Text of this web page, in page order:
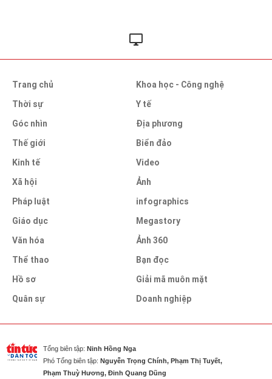
Trang chủ
Thời sự
Góc nhìn
Thế giới
Kinh tế
Xã hội
Pháp luật
Giáo dục
Văn hóa
Thể thao
Hồ sơ
Quân sự
Khoa học - Công nghệ
Y tế
Địa phương
Biển đảo
Video
Ảnh
infographics
Megastory
Ảnh 360
Bạn đọc
Giải mã muôn mặt
Doanh nghiệp
Tổng biên tập: Ninh Hồng Nga
Phó Tổng biên tập: Nguyễn Trọng Chính, Phạm Thị Tuyết,
Phạm Thuỳ Hương, Đinh Quang Dũng